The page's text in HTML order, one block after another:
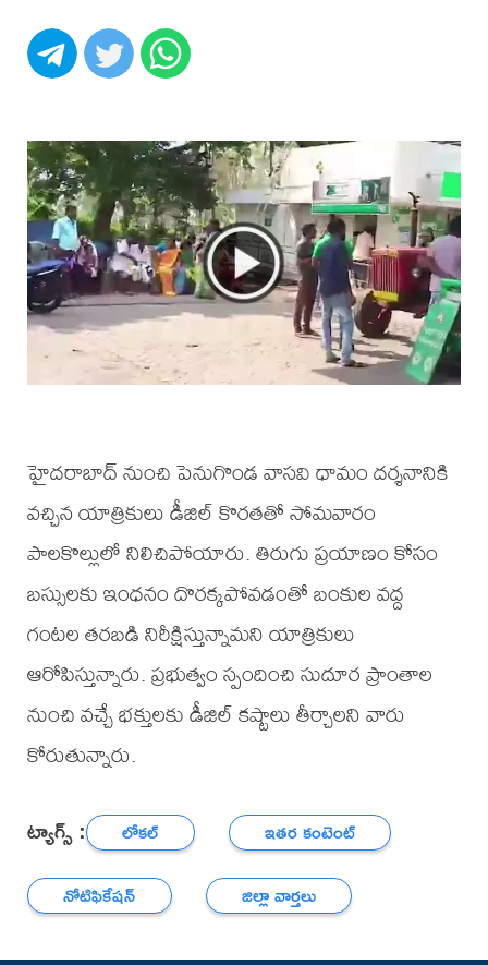
హైదరాబాద్ నుంచి పెనుగొండ వాసవి ధామం దర్శనానికి
వచ్చిన యాత్రికులు డీజిల్ కొరతతో సోమవారం
పాలకొల్లులో నిలిచిపోయారు. తిరుగు ప్రయాణం కోసం
బస్సులకు ఇంధనం దొరక్కపోవడంతో బంకుల వద్ద
గంటల తరబడి నిరీక్షిస్తున్నామని యాత్రికులు
ఆరోపిస్తున్నారు. ప్రభుత్వం స్పందించి సుదూర ప్రాంతాల
నుంచి వచ్చే భక్తులకు డీజిల్ కష్టాలు తీర్చాలని వారు
కోరుతున్నారు.
ట్యాగ్స్ : లోకల్
ఇతర కంటెంట్
నోటిఫికేషన్
జిల్లా వార్తలు